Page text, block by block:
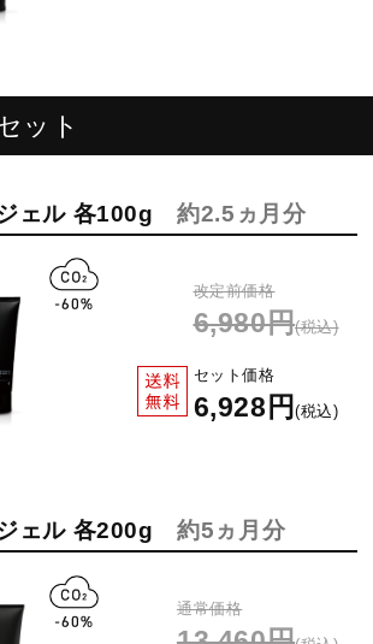
ット
ジェル 各100g約2.5ヵ月分
改定前価格
6,980円(税込)
セット価格
6,928円(税込)
ジェル 各200g約5ヵ月分
通常価格